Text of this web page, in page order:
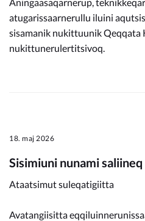
atugarissaarnerullu iluini
sisamanik nukittuunik Qeqqata
nukittunerulertitsivoq.
18. maj 2026
Sisimiuni nunami
Ataatsimut suleqatigiitta
Avatangiisitta